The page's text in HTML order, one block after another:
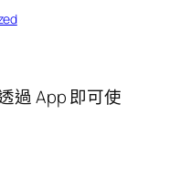
過 App 即可使